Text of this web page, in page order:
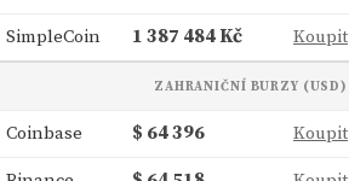
SimpleCoin 1 387 484 Kč Koupit
ZAHRANIČNÍ BURZY (USD)
Coinbase $ 64 396 Koupit